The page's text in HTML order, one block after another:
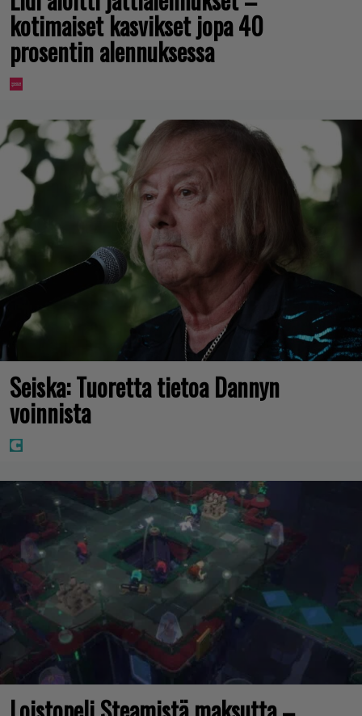
kotimaiset kasvikset jopa 40
prosentin alennuksessa
Seiska: Tuoretta tietoa Dannyn
voinnista